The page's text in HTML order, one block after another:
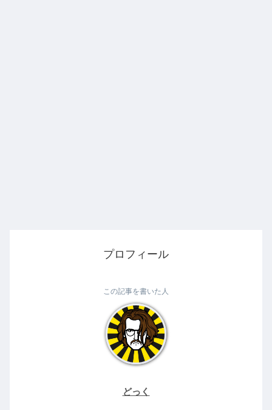
プロフィール
この記事を書いた人
どっく